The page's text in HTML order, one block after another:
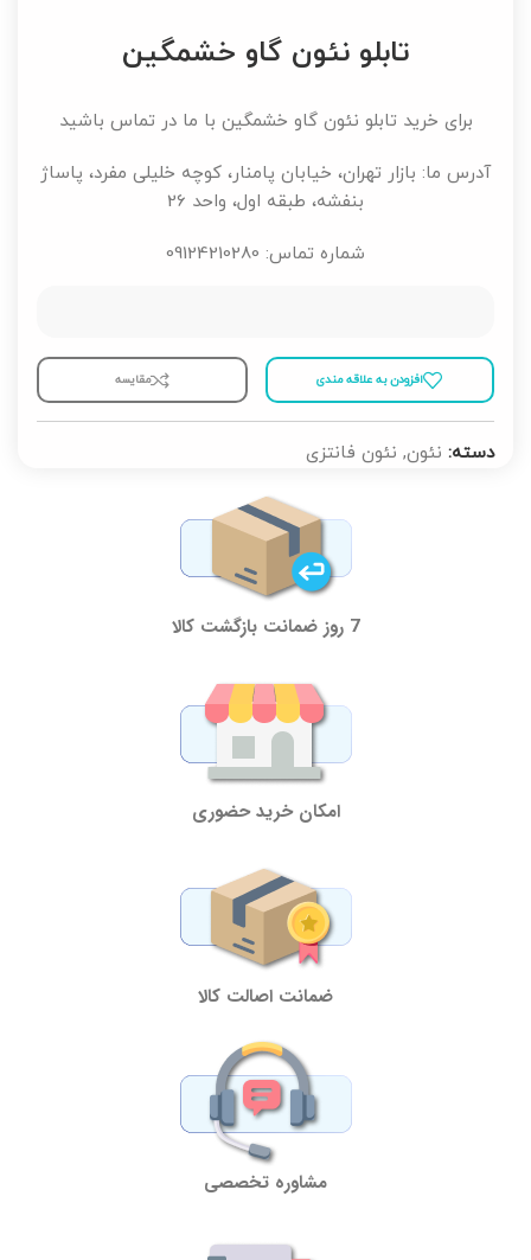
تابلو نئون گاو خشمگین
برای خرید تابلو نئون گاو خشمگین با ما در تماس باشید
آدرس ما: بازار تهران، خیابان پامنار، کوچه خلیلی مفرد، پاساژ
بنفشه، طبقه اول، واحد 26
شماره تماس: 09124210280
افزودن به علاقه مندی مقايسه
دسته: نئون, نئون فانتزی
7 روز ضمانت بازگشت کالا
امکان خرید حضوری
ضمانت اصالت کالا
مشاوره تخصصی